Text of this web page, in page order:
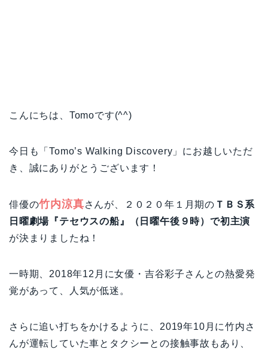
こんにちは、Tomoです(^^)
今日も「Tomo’s Walking Discovery」にお越しいただ
き、誠にありがとうございます！
俳優の竹内涼真さんが、２０２０年１月期の ＴＢＳ系
日曜劇場『テセウスの船』（日曜午後９時）で初主演
が決まりましたね！
一時期、2018年12月に女優・吉谷彩子さんとの熱愛発
覚があって、人気が低迷。
さらに追い打ちをかけるように、2019年10月に竹内さ
んが運転していた車とタクシーとの接触事故もあり、